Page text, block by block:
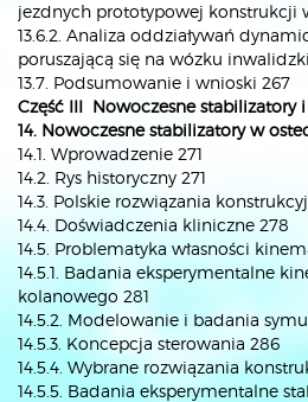
jezdnych prototypowej konstrukcji
13.6.2. Analiza oddziaływań
poruszającą się na wózku
13.7. Podsumowanie i wnioski 267
Część III Nowoczesne stabilizatory
14. Nowoczesne stabilizatory w
14.1. Wprowadzenie 271
14.2. Rys historyczny 271
14.3. Polskie rozwiązania
14.4. Doświadczenia kliniczne 278
14.5. Problematyka własności
14.5.1. Badania eksperymentalne
kolanowego 281
14.5.2. Modelowanie i badania
14.5.3. Koncepcja sterowania 286
14.5.4. Wybrane rozwiązania
14.5.5. Badania eksperymentalne